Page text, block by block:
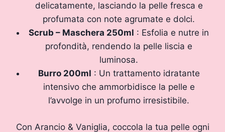
delicatamente, lasciando la pelle fresca e
profumata con note agrumate e dolci.
Scrub – Maschera 250ml : Esfolia e nutre in
profondità, rendendo la pelle liscia e
luminosa.
Burro 200ml : Un trattamento idratante
intensivo che ammorbidisce la pelle e
l’avvolge in un profumo irresistibile.
Con Arancio & Vaniglia, coccola la tua pelle ogni